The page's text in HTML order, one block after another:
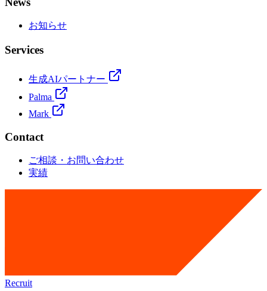
お知らせ
Services
生成AIパートナー
Palma
Mark
Contact
ご相談・お問い合わせ
実績
Recruit